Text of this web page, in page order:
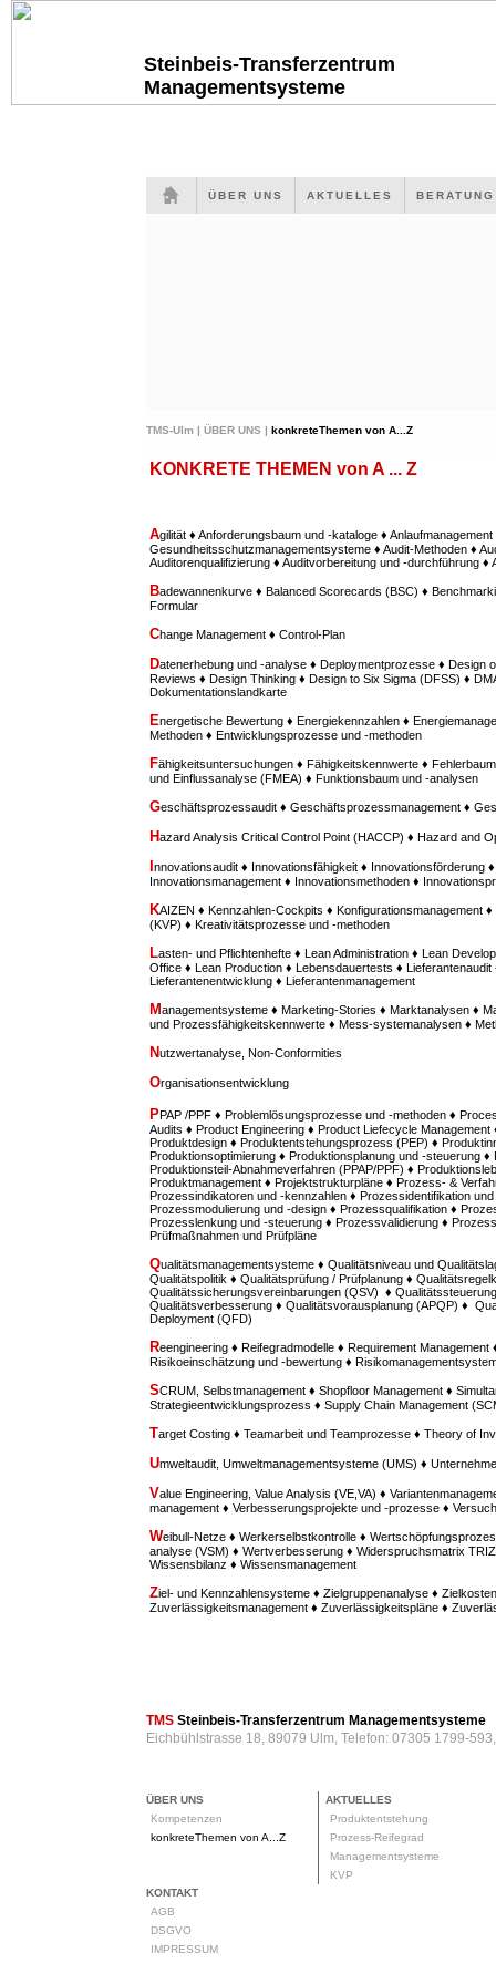
Steinbeis-Transferzentrum
Managementsysteme
ÜBER UNS AKTUELLES
TMS-Ulm | ÜBER UNS | konkreteThemen von A...Z
KONKRETE THEMEN von A ... Z
Agilität ♦ Anforderungsbaum und -kataloge ♦
Gesundheitsschutzmanagementsysteme ♦ Audit-Methoden ♦
Auditorenqualifizierung ♦ Auditvorbereitung und -durchführung ♦
Badewannenkurve ♦ Balanced Scorecards (BSC) ♦
Formular
Change Management ♦ Control-Plan
Datenerhebung und -analyse ♦ Deploymentprozesse ♦ Design
Reviews ♦ Design Thinking ♦ Design to Six Sigma (DFSS) ♦
Dokumentationslandkarte
Energetische Bewertung ♦ Energiekennzahlen ♦
Methoden ♦ Entwicklungsprozesse und -methoden
Fähigkeitsuntersuchungen ♦ Fähigkeitskennwerte ♦
und Einflussanalyse (FMEA) ♦ Funktionsbaum und -analysen
Geschäftsprozessaudit ♦ Geschäftsprozessmanagement ♦
Hazard Analysis Critical Control Point (HACCP) ♦ Hazard and
nnovationsaudit ♦ Innovationsfähigkeit ♦ Innovationsförderung
Innovationsmanagement ♦ Innovationsmethoden ♦
KAIZEN ♦ Kennzahlen-Cockpits ♦ Konfigurationsmanagement
(KVP) ♦ Kreativitätsprozesse und -methoden
Lasten- und Pflichtenhefte ♦ Lean Administration ♦ Lean
Office ♦ Lean Production ♦ Lebensdauertests ♦ Lieferantenaudit
Lieferantenentwicklung ♦ Lieferantenmanagement
Managementsysteme ♦ Marketing-Stories ♦ Marktanalysen ♦
und Prozessfähigkeitskennwerte ♦ Mess-systemanalysen ♦
Nutzwertanalyse, Non-Conformities
Organisationsentwicklung
PPAP /PPF ♦ Problemlösungsprozesse und -methoden ♦
Audits ♦ Product Engineering ♦ Product Liefecycle
Produktdesign ♦ Produktentstehungsprozess (PEP) ♦
Produktionsoptimierung ♦ Produktionsplanung und -steuerung
Produktionsteil-Abnahmeverfahren (PPAP/PPF) ♦
Produktmanagement ♦ Projektstrukturpläne ♦ Prozess- &
Prozessindikatoren und -kennzahlen ♦ Prozessidentifikation
Prozessmodulierung und -design ♦ Prozessqualifikation ♦
Prozesslenkung und -steuerung ♦ Prozessvalidierung ♦
Prüfmaßnahmen und Prüfpläne
Qualitätsmanagementsysteme ♦ Qualitätsniveau und
Qualitätspolitik ♦ Qualitätsprüfung / Prüfplanung ♦
Qualitätssicherungsvereinbarungen (QSV) ♦
Qualitätsverbesserung ♦ Qualitätsvorausplanung (APQP) ♦
Deployment (QFD)
Reengineering ♦ Reifegradmodelle ♦ Requirement
Risikoeinschätzung und -bewertung ♦
SCRUM, Selbstmanagement ♦ Shopfloor Management ♦
Strategieentwicklungsprozess ♦ Supply Chain Management
Target Costing ♦ Teamarbeit und Teamprozesse ♦ Theory of
Umweltaudit, Umweltmanagementsysteme (UMS) ♦
Value Engineering, Value Analysis (VE,VA) ♦
management ♦ Verbesserungsprojekte und -prozesse ♦
Weibull-Netze ♦ Werkerselbstkontrolle ♦
analyse (VSM) ♦ Wertverbesserung ♦ Widerspruchsmatrix
Wissensbilanz ♦ Wissensmanagement
Ziel- und Kennzahlensysteme ♦ Zielgruppenanalyse ♦
Zuverlässigkeitsmanagement ♦ Zuverlässigkeitspläne ♦
TMS Steinbeis-Transferzentrum Managementsysteme
Eichbühlstrasse 18, 89079 Ulm, Telefon: 07305 1799-
ÜBER UNS
Kompetenzen
konkreteThemen von A...Z
AKTUELLES
Produktentstehung
Prozess-Reifegrad
Managementsysteme
KVP
KONTAKT
AGB
DSGVO
IMPRESSUM